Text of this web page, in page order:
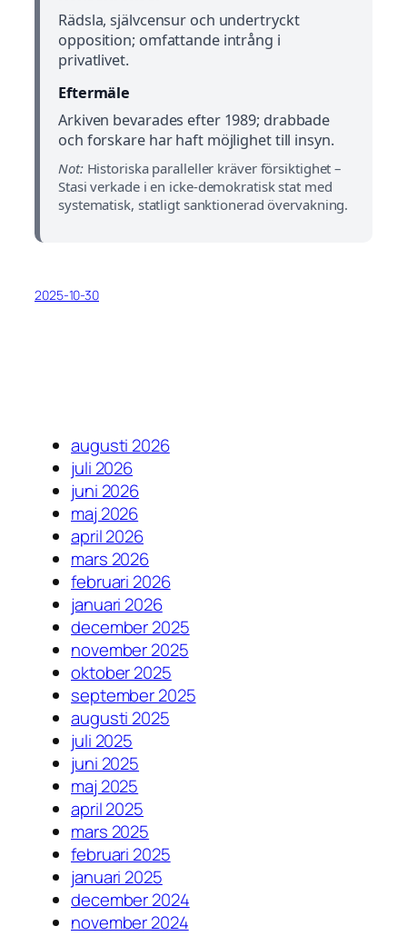
Rädsla, självcensur och undertryckt
opposition; omfattande intrång i
privatlivet.
Eftermäle
Arkiven bevarades efter 1989; drabbade
och forskare har haft möjlighet till insyn.
Not:Historiska paralleller kräver försiktighet –
Stasi verkade i en icke-demokratisk stat med
systematisk, statligt sanktionerad övervakning.
2025-10-30
augusti 2026
juli 2026
juni 2026
maj 2026
april 2026
mars 2026
februari 2026
januari 2026
december 2025
november 2025
oktober 2025
september 2025
augusti 2025
juli 2025
juni 2025
maj 2025
april 2025
mars 2025
februari 2025
januari 2025
december 2024
november 2024